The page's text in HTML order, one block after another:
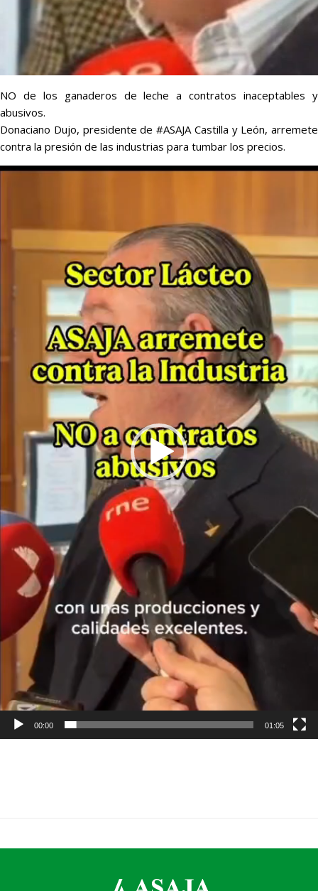
NO de los ganaderos de leche a contratos inaceptables y
abusivos.
Donaciano Dujo, presidente de #ASAJA Castilla y León, arremete
contra la presión de las industrias para tumbar los precios.
Reproductor
00:00 01:05